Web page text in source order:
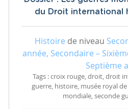
du Droit international
Histoire de niveau
année, Secondaire –
Septième
Tags : croix rouge, droit, droit
guerre, histoire, musée royal
mondiale, seconde